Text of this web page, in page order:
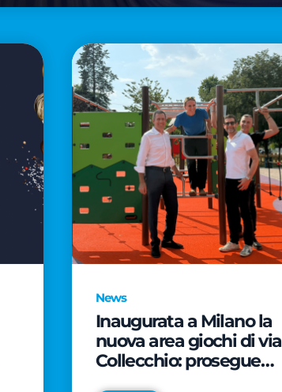
News
Inaugurata a Milano la
nuova area giochi di via
Collecchio: prosegue